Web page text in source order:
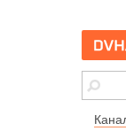
города